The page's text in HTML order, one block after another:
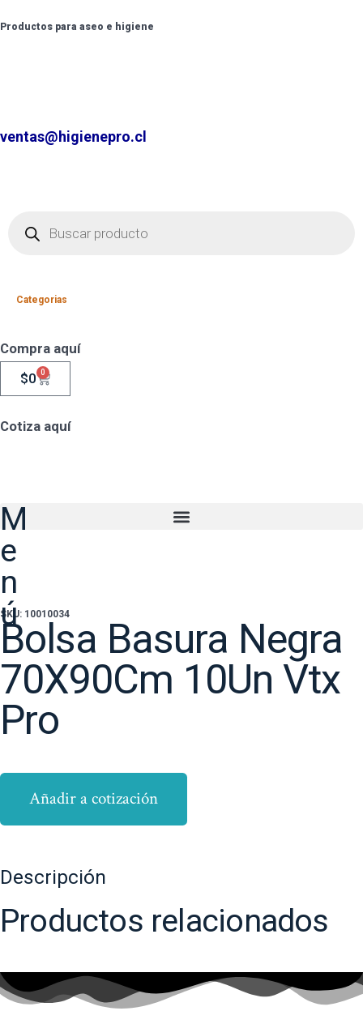
Productos para aseo e higiene
ventas@higienepro.cl
Categorias
Compra aquí
$0 0
Cotiza aquí
M
e
n
ú
SKU: 10010034
Bolsa Basura Negra
70X90Cm 10Un Vtx
Pro
Añadir a cotización
Descripción
Productos relacionados